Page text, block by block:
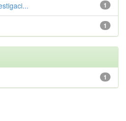
1
1
1